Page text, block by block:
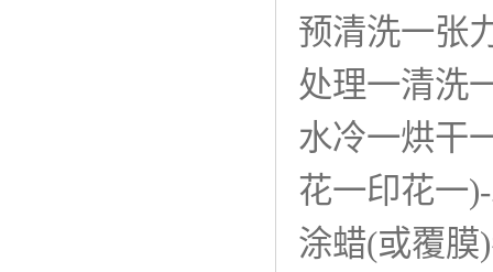
预清洗一张
处理一清洗
水冷一烘干
花一印花一
涂蜡(或覆膜